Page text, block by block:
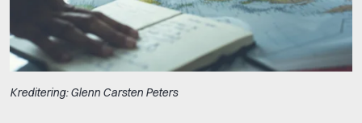
Kreditering: Glenn Carsten Peters